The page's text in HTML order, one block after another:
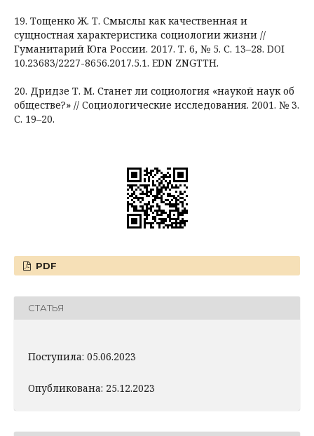
19. Тощенко Ж. Т. Смыслы как качественная и
сущностная характеристика социологии жизни //
Гуманитарий Юга России. 2017. Т. 6, № 5. С. 13–28. DOI
10.23683/2227-8656.2017.5.1. EDN ZNGTTH.
20. Дридзе Т. М. Станет ли социология «наукой наук об
обществе?» // Социологические исследования. 2001. № 3.
С. 19–20.
PDF
СТАТЬЯ
Поступила: 05.06.2023
Опубликована: 25.12.2023